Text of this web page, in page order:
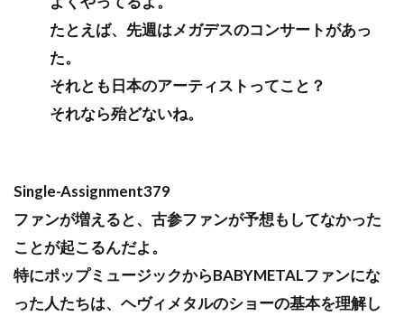
たとえば、先週はメガデスのコンサートがあっ
た。
それとも日本のアーティストってこと？
それなら殆どないね。
Single-Assignment379
ファンが増えると、古参ファンが予想もしてなかった
ことが起こるんだよ。
特にポップミュージックからBABYMETALファンにな
った人たちは、ヘヴィメタルのショーの基本を理解し